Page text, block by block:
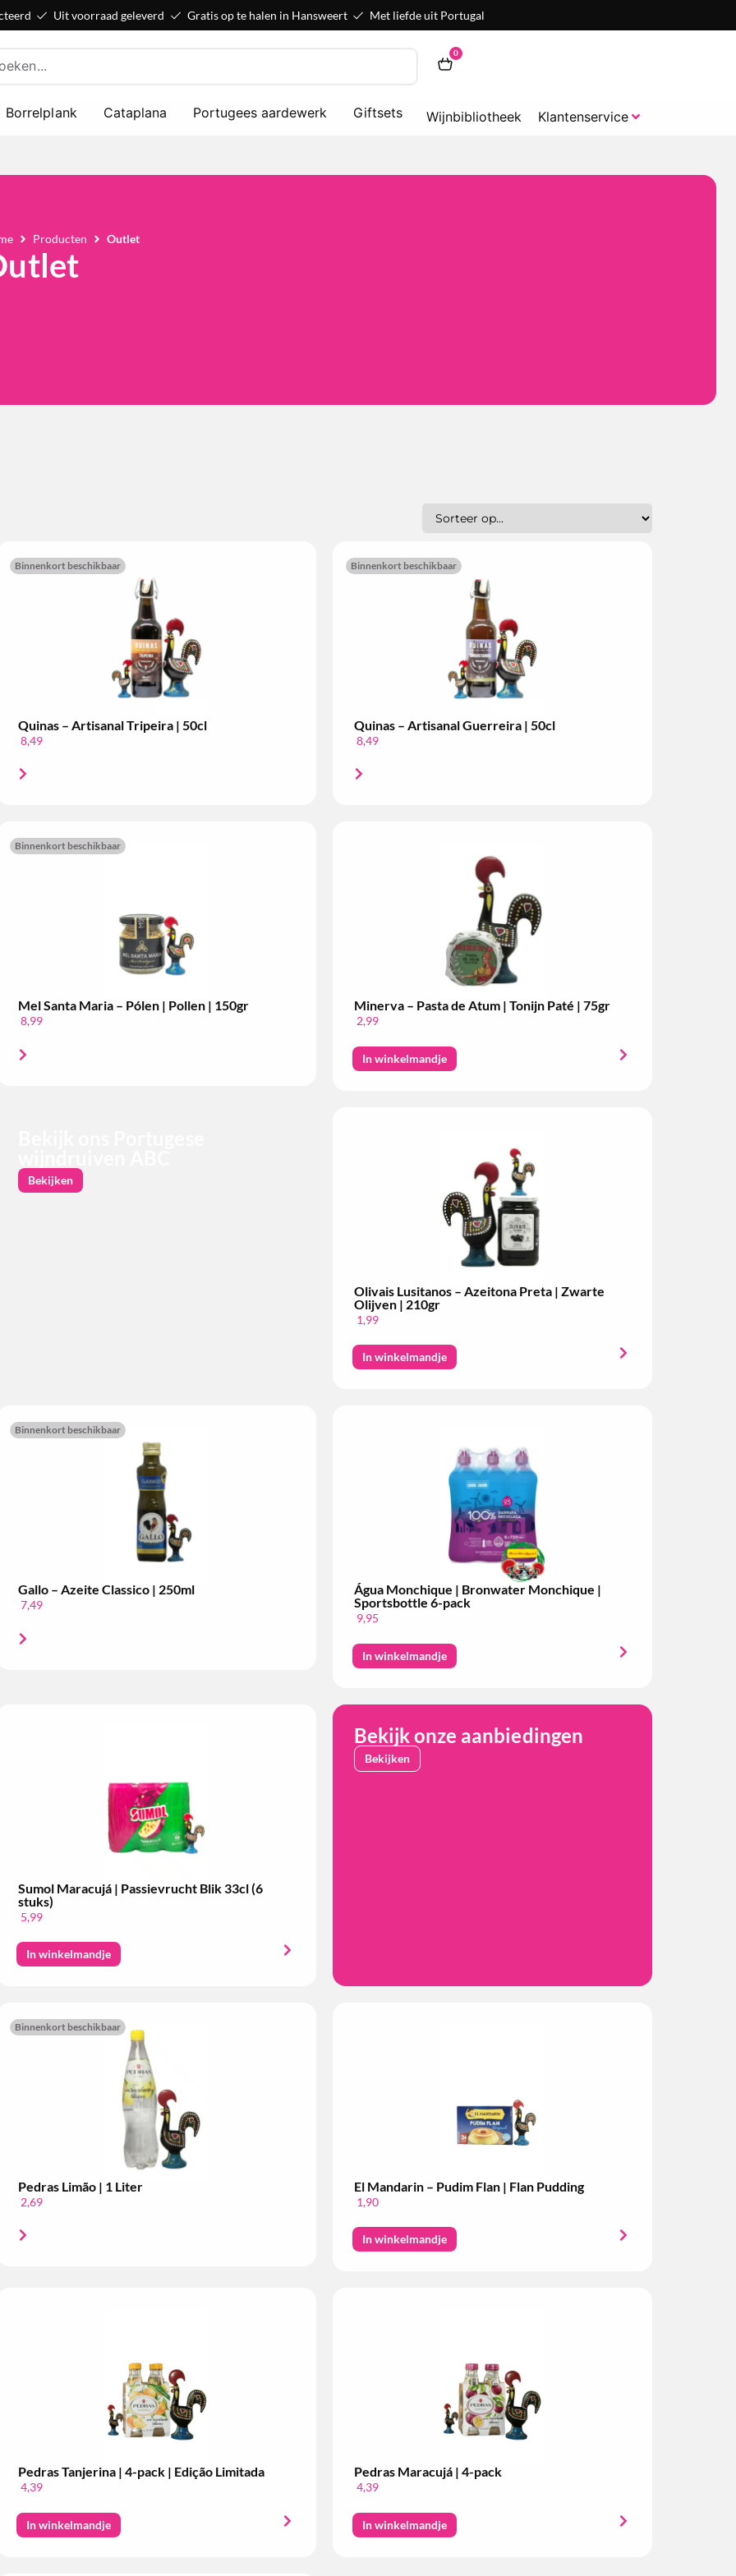
Uit voorraad geleverd Gratis op te halen in Hansweert Met liefde uit Portugal
0
Borrelplank Cataplana Portugees aardewerk Giftsets Wijnbibliotheek Klantenservice
Producten Outlet
Binnenkort beschikbaar
Quinas – Artisanal Tripeira | 50cl
8,49
Binnenkort beschikbaar
Quinas – Artisanal Guerreira | 50cl
8,49
Binnenkort beschikbaar
Mel Santa Maria – Pólen | Pollen | 150gr
8,99
Minerva – Pasta de Atum | Tonijn Paté | 75gr
2,99
In winkelmandje
Bekijken
Olivais Lusitanos – Azeitona Preta | Zwarte
Olijven | 210gr
1,99
In winkelmandje
Binnenkort beschikbaar
Gallo – Azeite Classico | 250ml
7,49
Água Monchique | Bronwater Monchique |
Sportsbottle 6-pack
9,95
In winkelmandje
Sumol Maracujá | Passievrucht Blik 33cl (6
stuks)
5,99
In winkelmandje
Bekijk onze aanbiedingen
Bekijken
Binnenkort beschikbaar
Pedras Limão | 1 Liter
2,69
El Mandarin – Pudim Flan | Flan Pudding
1,90
In winkelmandje
Pedras Tanjerina | 4-pack | Edição Limitada
4,39
In winkelmandje
Pedras Maracujá | 4-pack
4,39
In winkelmandje